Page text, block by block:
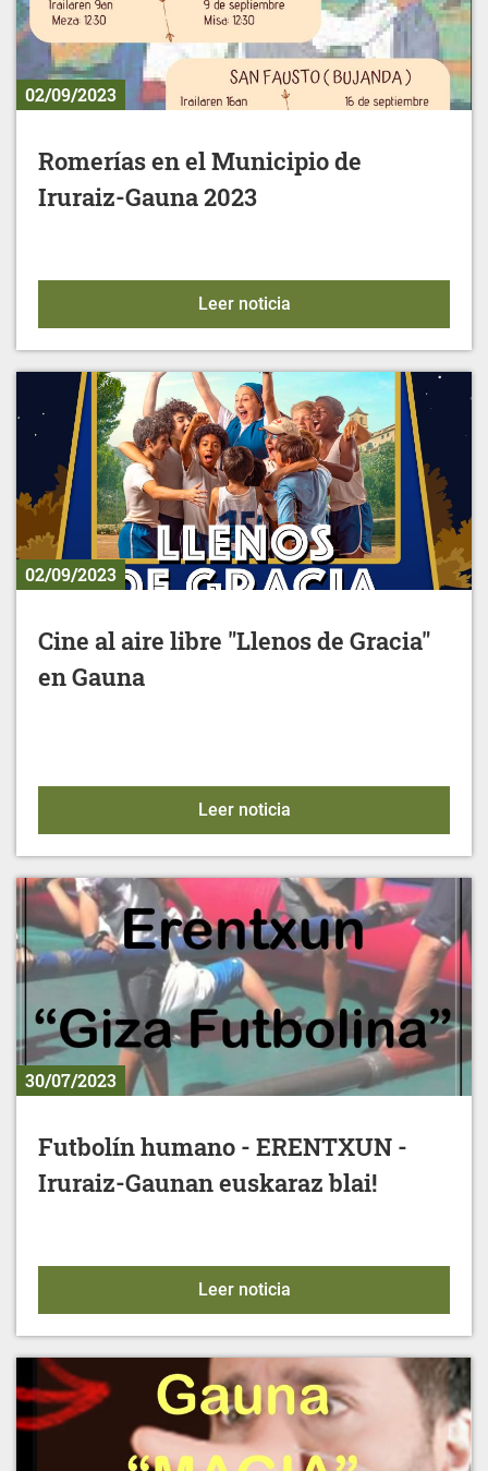
02/09/2023
Romerías en el Municipio de
Iruraiz-Gauna 2023
Leer noticiaRomerías en el
02/09/2023
Cine al aire libre "Llenos de Gracia"
en Gauna
Leer noticiaCine al aire libre "Llenos
30/07/2023
Futbolín humano - ERENTXUN -
Iruraiz-Gaunan euskaraz blai!
Leer noticiaFutbolín humano -